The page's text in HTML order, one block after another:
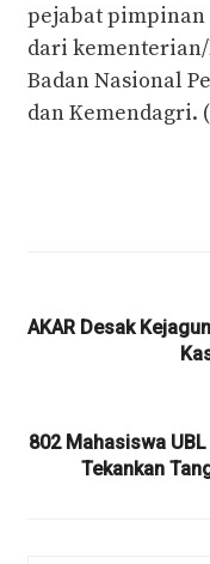
pejabat pimpinan
dari
Badan Nasional
dan Kemendagri.
AKAR Desak
802 Mahasiswa
Tekankan